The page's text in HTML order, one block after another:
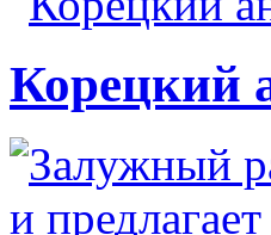
Корецкий